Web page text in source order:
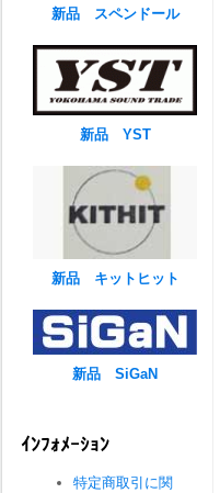
新品 スペンドール
新品 YST
新品 キットヒット
新品 SiGaN
ｲﾝﾌｫﾒｰｼｮﾝ
特定商取引に関